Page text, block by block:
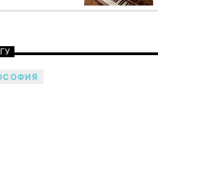
силу представления в одном
единство. Как мысль
всю душу, так и звук
Говори музыкой! Напой